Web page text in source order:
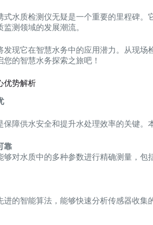
水质检测仪无疑是一个重要的里程碑
测领域的发展潮流。
现它在智慧水务中的应用潜力。从现
的智慧水务探索之旅吧！
优势解析
障供水安全和提升水处理效率的关键
靠
对水质中的多种参数进行精确测量，
进的智能算法，能够快速分析传感器收